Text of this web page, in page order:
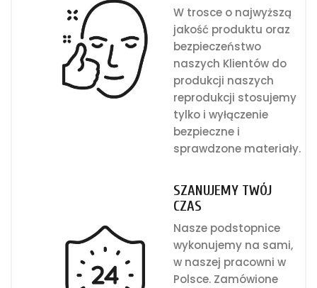
W trosce o najwyższą
jakość produktu oraz
bezpieczeństwo
naszych Klientów do
produkcji naszych
reprodukcji stosujemy
tylko i wyłączenie
bezpieczne i
sprawdzone materiały.
SZANUJEMY TWÓJ
CZAS
Nasze podstopnice
wykonujemy na sami,
w naszej pracowni w
Polsce. Zamówione